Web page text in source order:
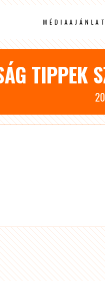
MÉDIAAJÁNLAT
TIPPEK